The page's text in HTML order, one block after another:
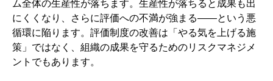
5-1. まず職種・役割で評価軸を分ける（数字が出にくい
部門の救い方）
5-2. 良い評価基準の条件：具体性／観察可能性／再現性
ム全体の生産性が落ちます。生産性が落ちると成果も出
にくくなり、さらに評価への不満が強まる——という悪
循環に陥ります。評価制度の改善は「やる気を上げる施
策」ではなく、組織の成果を守るためのリスクマネジメ
ントでもあります。